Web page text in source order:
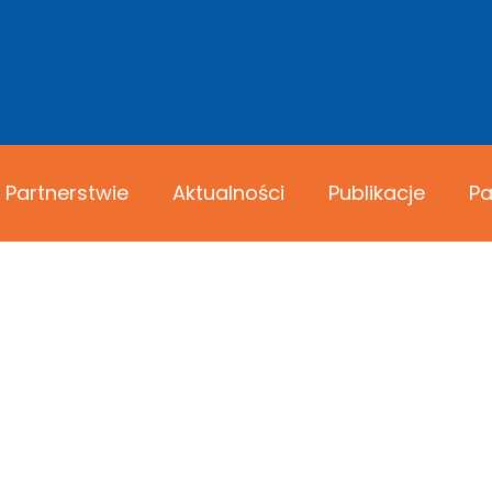
Partnerstwie Aktualności Publikacje